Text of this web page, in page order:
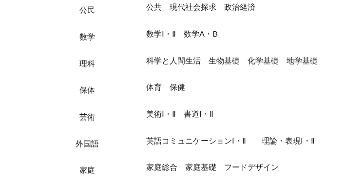
公民
数学
理科
保体
芸術
外国語
家庭
公共 現代社会探求 政治経済
数学Ⅰ・Ⅱ 数学A・B
科学と人間生活 生物基礎 化学基礎 地学基礎
体育 保健
美術Ⅰ・Ⅱ 書道Ⅰ・Ⅱ
英語コミュニケーションⅠ・Ⅱ 理論・表現Ⅰ・Ⅱ
家庭総合 家庭基礎 フードデザイン